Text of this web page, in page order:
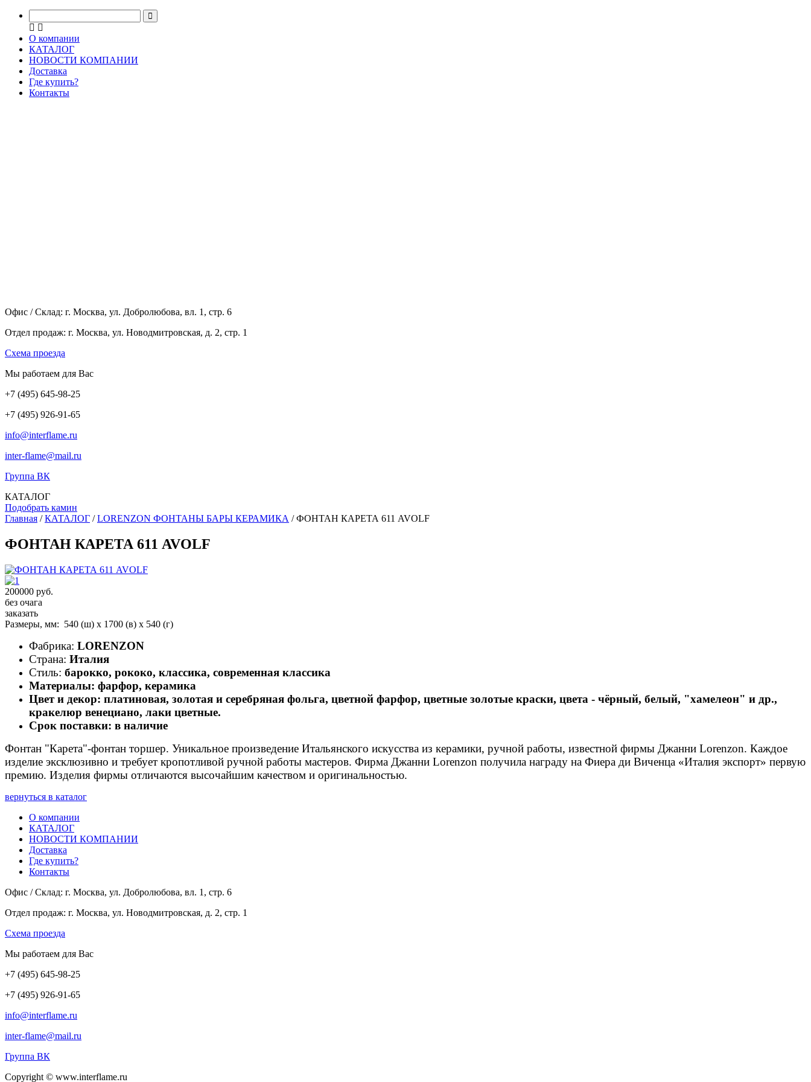
О компании
КАТАЛОГ
НОВОСТИ КОМПАНИИ
Доставка
Где купить?
Контакты
Офис / Склад: г. Москва, ул. Добролюбова, вл. 1, стр. 6
Отдел продаж: г. Москва, ул. Новодмитровская, д. 2, стр. 1
Cхема проезда
Мы работаем для Вас
+7 (495) 645-98-25
+7 (495) 926-91-65
info@interflame.ru
inter-flame@mail.ru
Группа ВК
КАТАЛОГ
Подобрать камин
Главная / КАТАЛОГ / LORENZON ФОНТАНЫ БАРЫ КЕРАМИКА /ФОНТАН КАРЕТА 611 AVOLF
ФОНТАН КАРЕТА 611 AVOLF
200000 руб.
без очага
заказать
Размеры, мм: 540 (ш) х 1700 (в) х 540 (г)
Фабрика: LORENZON
Страна: Италия
Стиль: барокко, рококо, классика, современная классика
Материалы: фарфор, керамика
Цвет и декор: платиновая, золотая и серебряная фольга, цветной фарфор, цветные золотые краски, цвета - чёрный, белый, "хамелеон" и др.,
кракелюр венециано, лаки цветные.
Срок поставки: в наличие
Фонтан "Карета"-фонтан торшер. Уникальное произведение Итальянского искусства из керамики, ручной работы, известной фирмы Джанни Lorenzon. Каждое
изделие эксклюзивно и требует кропотливой ручной работы мастеров. Фирма Джанни Lorenzon получила награду на Фиера ди Виченца «Италия экспорт» первую
премию. Изделия фирмы отличаются высочайшим качеством и оригинальностью.
вернуться в каталог
О компании
КАТАЛОГ
НОВОСТИ КОМПАНИИ
Доставка
Где купить?
Контакты
Офис / Склад: г. Москва, ул. Добролюбова, вл. 1, стр. 6
Отдел продаж: г. Москва, ул. Новодмитровская, д. 2, стр. 1
Cхема проезда
Мы работаем для Вас
+7 (495) 645-98-25
+7 (495) 926-91-65
info@interflame.ru
inter-flame@mail.ru
Группа ВК
Copyright © www.interflame.ru